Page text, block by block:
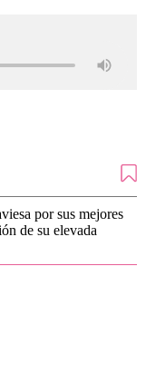
por sus mejores
de su elevada